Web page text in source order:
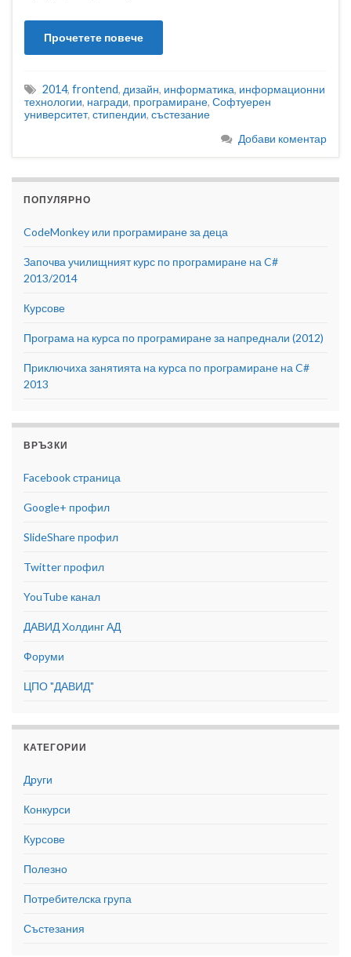
Прочетете повече
2014, frontend, дизайн, информатика, информационни
технологии, награди, програмиране, Софтуерен
университет, стипендии, състезание
Добави коментар
ПОПУЛЯРНО
CodeMonkey или програмиране за деца
Започва училищният курс по програмиране на C#
2013/2014
Курсове
Програма на курса по програмиране за напреднали (2012)
Приключиха занятията на курса по програмиране на C#
2013
ВРЪЗКИ
Facebook страница
Google+ профил
SlideShare профил
Twitter профил
YouTube канал
ДАВИД Холдинг АД
Форуми
ЦПО "ДАВИД"
КАТЕГОРИИ
Други
Конкурси
Курсове
Полезно
Потребителска група
Състезания